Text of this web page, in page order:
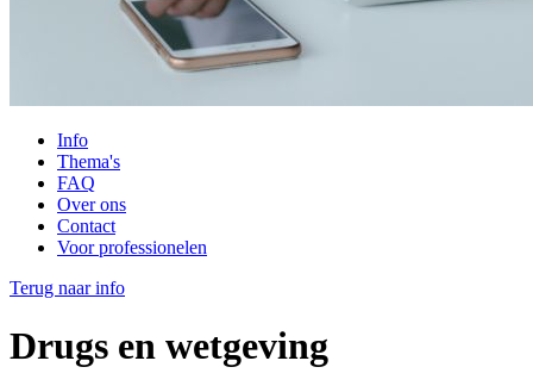
Info
Thema's
FAQ
Over ons
Contact
Voor professionelen
Terug naar info
Drugs en wetgeving